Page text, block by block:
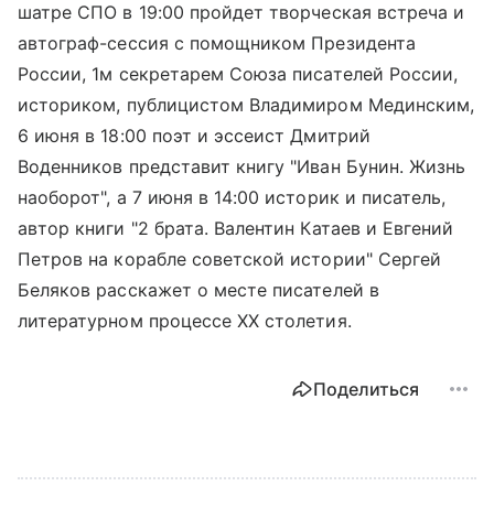
шатре СПО в 19:00 пройдет творческая встреча и
автограф-сессия с помощником Президента
России, 1м секретарем Союза писателей России,
историком, публицистом Владимиром Мединским,
6 июня в 18:00 поэт и эссеист Дмитрий
Воденников представит книгу "Иван Бунин. Жизнь
наоборот", а 7 июня в 14:00 историк и писатель,
автор книги "2 брата. Валентин Катаев и Евгений
Петров на корабле советской истории" Сергей
Беляков расскажет о месте писателей в
литературном процессе XX столетия.
Поделиться